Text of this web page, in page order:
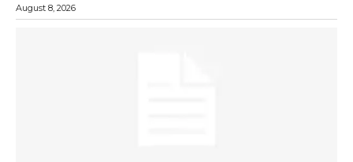
August 8, 2026